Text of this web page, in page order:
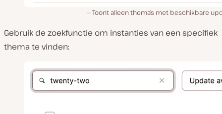
Toont alleen thema’s met beschikbare
Gebruik de zoekfunctie om instanties van een specifiek
thema te vinden: